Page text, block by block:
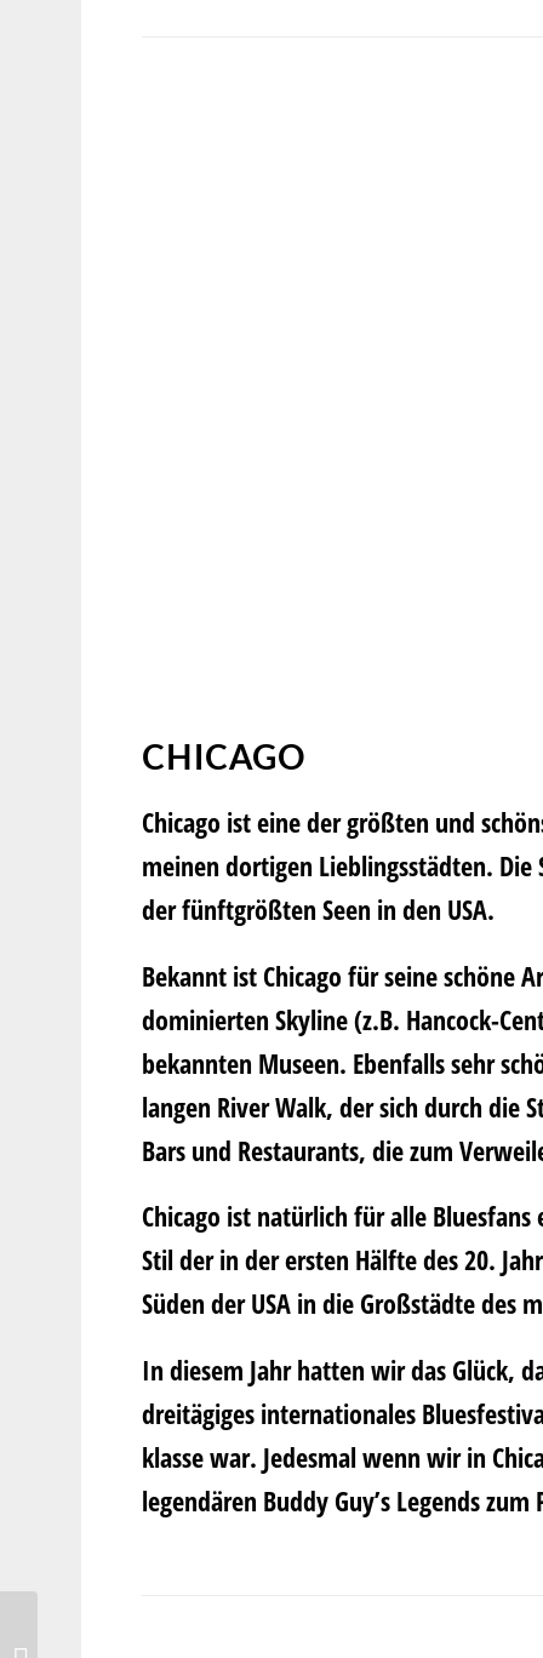
CHICAGO
Chicago ist eine der größten und
meinen dortigen Lieblingsstädten.
der fünftgrößten Seen in den USA.
Bekannt ist Chicago für seine schöne
dominierten Skyline (z.B. Hancock-
bekannten Museen. Ebenfalls sehr
langen River Walk, der sich durch die
Bars und Restaurants, die zum
Chicago ist natürlich für alle
Stil der in der ersten Hälfte des 20.
Süden der USA in die Großstädte des
In diesem Jahr hatten wir das Glück,
dreitägiges internationales
klasse war. Jedesmal wenn wir in
legendären Buddy Guy’s Legends